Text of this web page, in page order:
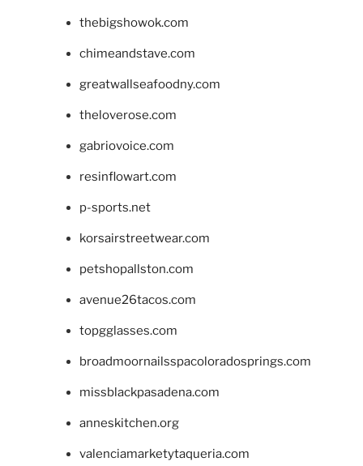
thebigshowok.com
chimeandstave.com
greatwallseafoodny.com
theloverose.com
gabriovoice.com
resinflowart.com
p-sports.net
korsairstreetwear.com
petshopallston.com
avenue26tacos.com
topgglasses.com
broadmoornailsspacoloradosprings.com
missblackpasadena.com
anneskitchen.org
valenciamarketytaqueria.com